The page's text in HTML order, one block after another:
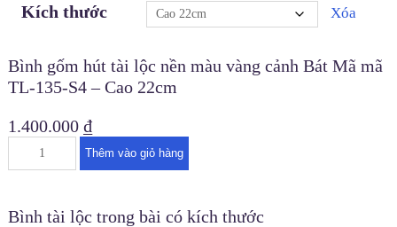
Kích thước Xóa
Bình gốm hút tài lộc nền màu vàng cảnh Bát Mã mã
TL-135-S4 – Cao 22cm
1.400.000 ₫
Thêm vào giỏ hàng
Bình tài lộc trong bài có kích thước